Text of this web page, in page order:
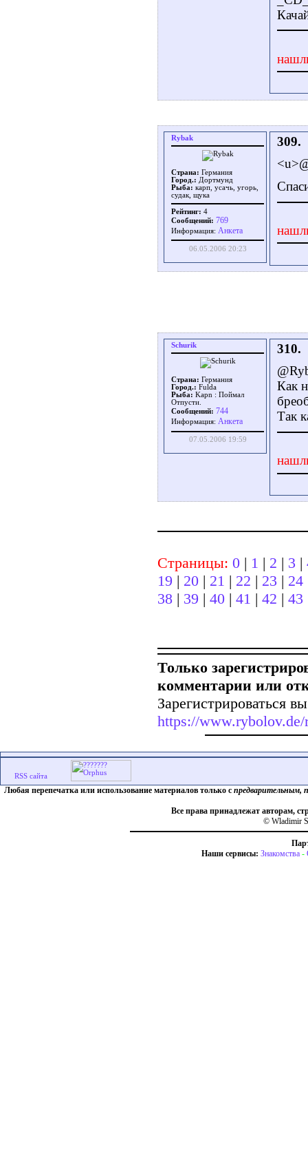
Rybak
Страна: Германия
Город.: Дортмунд
Рыба: карп, усачь, угорь,
судак, щука
Рейтинг: 4
Сообщений: 769
Информация: Aнкета
06.05.2006 20:23
309.
Schurik
Страна: Германия
Город.: Fulda
Рыба: Kapn : Поймал
Отпусти.
Сообщений: 744
Информация: Aнкета
07.05.2006 19:59
310.
Как
Так
Страницы: 0 | 1 | 2 | 3 |
19 | 20 | 21 | 22 | 23 | 24
38 | 39 | 40 | 41 | 42 | 43
Только
комментарии или
Зарегистрироваться
https://www.rybolov.de/
Любая перепечатка или использование материалов только с предварительным,
Все права принадлежат авторам,
© Wladimir
Наши сервисы: Знакомства -